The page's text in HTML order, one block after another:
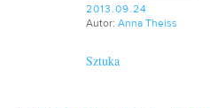
2013.09.24
Autor: Anna Theiss
Sztuka